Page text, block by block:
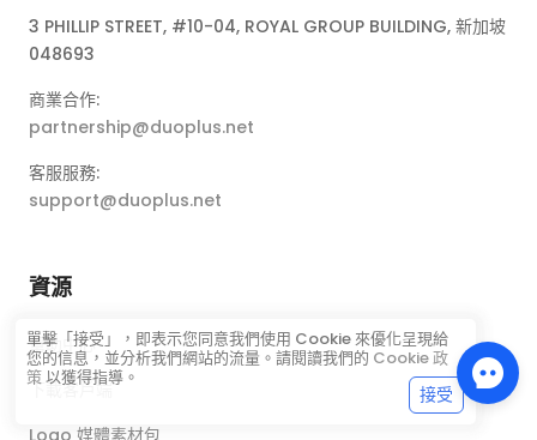
3 PHILLIP STREET, #10-04, ROYAL GROUP BUILDING, 新加坡
048693
商業合作:
partnership@duoplus.net
客服服務:
support@duoplus.net
資源
幫助中心
下載客戶端
單擊「接受」，即表示您同意我們使用 Cookie 來優化呈現給
您的信息，並分析我們網站的流量。請閱讀我們的 Cookie 政
策以獲得指導。
接受